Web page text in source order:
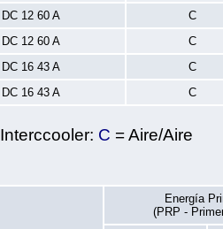
DC 12 60 A
C
DC 12 60 A
C
DC 16 43 A
C
DC 16 43 A
C
Interccooler: C = Aire/Aire
Energía
(PRP -